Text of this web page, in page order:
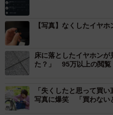
供（一部抜粋）
う“自損事故”をしてしまった
【写真】なくしたイヤ
床に落としたイヤホン
た？」 95万以上の閲覧
「失くしたと思って買
写真に爆笑 「買わない